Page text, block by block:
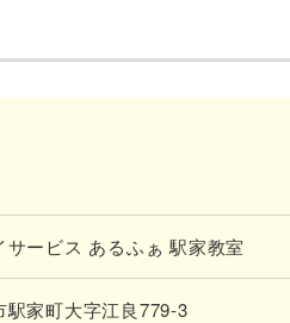
サービス あるふぁ 駅家教室
駅家町大字江良779-3